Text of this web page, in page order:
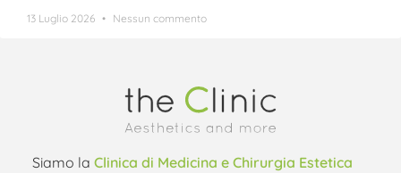
13 Luglio 2026 Nessun commento
Siamo la Clinica di Medicina e Chirurgia Estetica